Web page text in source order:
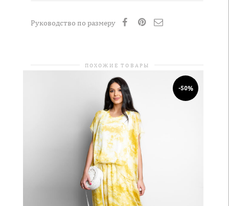
Руководство по размеру
ПОХОЖИЕ ТОВАРЫ
-50%